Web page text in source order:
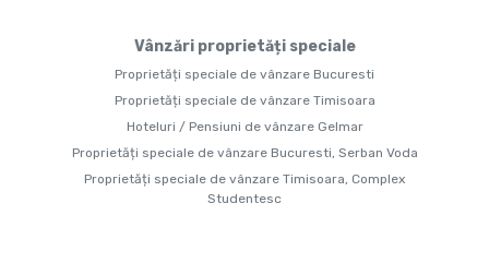
Vânzări proprietăți speciale
Proprietăți speciale de vânzare Bucuresti
Proprietăți speciale de vânzare Timisoara
Hoteluri / Pensiuni de vânzare Gelmar
Proprietăți speciale de vânzare Bucuresti, Serban Voda
Proprietăți speciale de vânzare Timisoara, Complex
Studentesc